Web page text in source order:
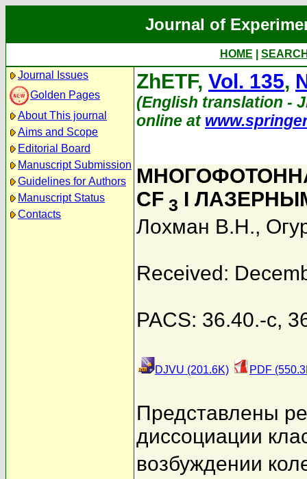
Journal of
HOME
Journal Issues
Golden Pages
About This journal
Aims and Scope
Editorial Board
Manuscript Submission
Guidelines for Authors
Manuscript Status
Contacts
ZhETF, Vol. 135,
(English translation -
online at
CF 3 I
Лохман В.Н.,
Received:
PACS: 36.40.-c,
DJVU (201.6K) PDF
Представлены
диссоциации
возбуждении